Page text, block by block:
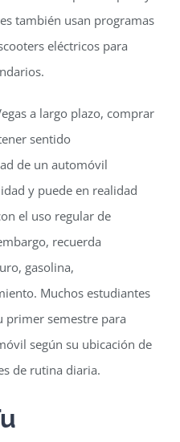
también usan programas
eléctricos para
a largo plazo, comprar
sentido
de un automóvil
y puede en realidad
el uso regular de
recuerda
gasolina,
Muchos estudiantes
primer semestre para
según su ubicación de
de rutina diaria.